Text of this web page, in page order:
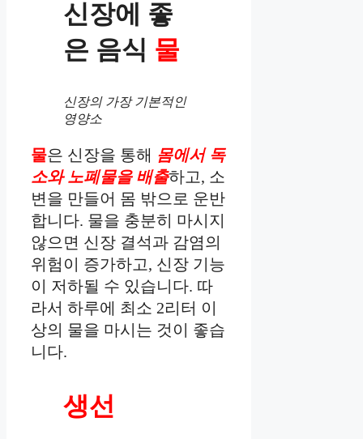
신장에 좋
은 음식 물
신장의 가장 기본적인
영양소
물은 신장을 통해 몸에서 독
소와 노폐물을 배출하고, 소
변을 만들어 몸 밖으로 운반
합니다. 물을 충분히 마시지
않으면 신장 결석과 감염의
위험이 증가하고, 신장 기능
이 저하될 수 있습니다. 따
라서 하루에 최소 2리터 이
상의 물을 마시는 것이 좋습
니다.
생선